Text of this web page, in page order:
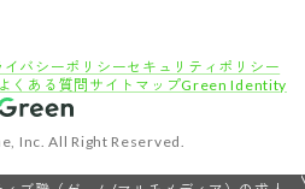
イバシーポリシーセキュリティポリシー
よくある質問 サイトマップGreen Identity
Inc. All Right Reserved.